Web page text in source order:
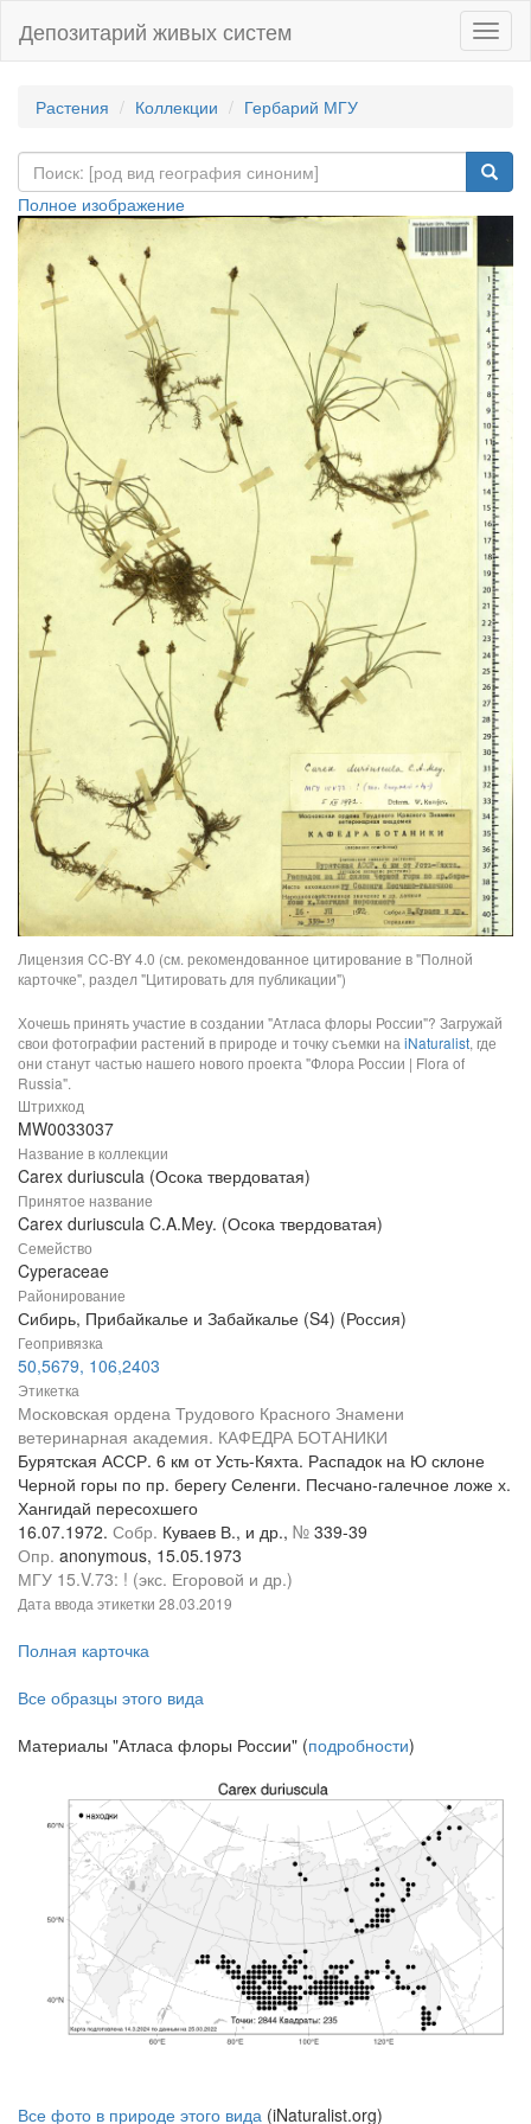
Депозитарий живых систем
Растения Коллекции Гербарий МГУ
Полное изображение
Лицензия CC-BY 4.0 (см. рекомендованное цитирование в "Полной
карточке", раздел "Цитировать для публикации")
Хочешь принять участие в создании "Атласа флоры России"? Загружай
свои фотографии растений в природе и точку съемки на iNaturalist, где
они станут частью нашего нового проекта "Флора России | Flora of
Russia".
Штрихкод
MW0033037
Название в коллекции
Carex duriuscula (Осока твердоватая)
Принятое название
Carex duriuscula C.A.Mey. (Осока твердоватая)
Семейство
Cyperaceae
Районирование
Сибирь, Прибайкалье и Забайкалье (S4) (Россия)
Геопривязка
50,5679, 106,2403
Этикетка
Московская ордена Трудового Красного Знамени
ветеринарная академия. КАФЕДРА БОТАНИКИ
Бурятская АССР. 6 км от Усть-Кяхта. Распадок на Ю склоне
Черной горы по пр. берегу Селенги. Песчано-галечное ложе х.
Хангидай пересохшего
16.07.1972. Собр. Куваев В., и др., № 339-39
Опр. anonymous, 15.05.1973
МГУ 15.V.73: ! (экс. Егоровой и др.)
Дата ввода этикетки 28.03.2019
Полная карточка
Все образцы этого вида
Материалы "Атласа флоры России" (подробности)
Все фото в природе этого вида (iNaturalist.org)